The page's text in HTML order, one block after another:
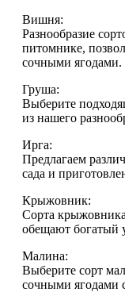
Вишня:
Разнообразие
питомнике,
сочными ягодами.
Груша:
Выберите
из нашего
Ирга:
Предлагаем
сада и
Крыжовник:
Сорта
обещают богатый
Малина:
Выберите сорт
сочными ягодами